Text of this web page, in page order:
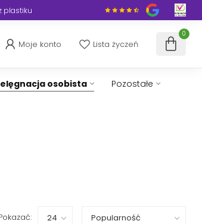
plastiku
Moje konto Lista życzeń
0
osobista Pozostałe